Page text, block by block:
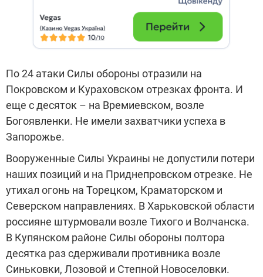
По 24 атаки Силы обороны отразили на
Покровском и Кураховском отрезках фронта. И
еще с десяток – на Времиевском, возле
Богоявленки. Не имели захватчики успеха в
Запорожье.
Вооруженные Силы Украины не допустили потери
наших позиций и на Приднепровском отрезке. Не
утихал огонь на Торецком, Краматорском и
Северском направлениях. В Харьковской области
россияне штурмовали возле Тихого и Волчанска.
В Купянском районе Силы обороны полтора
десятка раз сдерживали противника возле
Синьковки, Лозовой и Степной Новоселовки.